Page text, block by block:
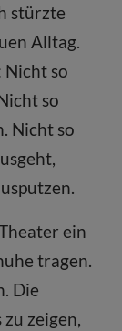
stürzte
Alltag.
Nicht so
so
Nicht so
ein
tragen.
Die
zeigen,